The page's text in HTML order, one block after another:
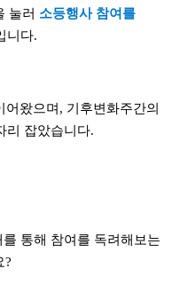
눌러 소등행사 참여를
니다.
왔으며, 기후변화주간의
리 잡았습니다.
통해 참여를 독려해보는
?